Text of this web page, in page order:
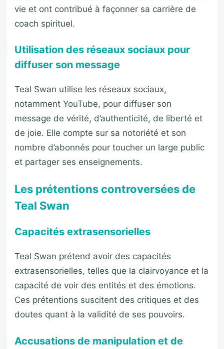
vie et ont contribué à façonner sa carrière de
coach spirituel.
Utilisation des réseaux sociaux pour
diffuser son message
Teal Swan utilise les réseaux sociaux,
notamment YouTube, pour diffuser son
message de vérité, d’authenticité, de liberté et
de joie. Elle compte sur sa notoriété et son
nombre d’abonnés pour toucher un large public
et partager ses enseignements.
Les prétentions controversées de
Teal Swan
Capacités extrasensorielles
Teal Swan prétend avoir des capacités
extrasensorielles, telles que la clairvoyance et la
capacité de voir des entités et des émotions.
Ces prétentions suscitent des critiques et des
doutes quant à la validité de ses pouvoirs.
Accusations de manipulation et de